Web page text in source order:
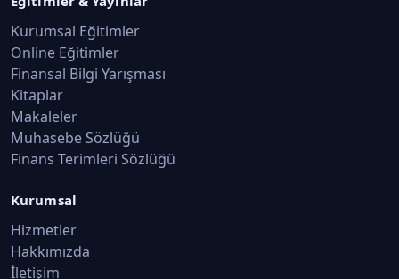
Kurumlarda ve Sermaye Piyasalarında Vergilendirme ·
Konu 16
Menkul Sermaye İratları (MSİ)
Kurumlarda ve Sermaye Piyasalarında Vergilendirme ·
Konu 17
Değer Artışı Kazançları
Konu 18
Finansal Araç Bazlı Vergileme
Kurumlarda ve Sermaye Piyasalarında Vergilendirme ·
Kurumsal Eğitimler
Online Eğitimler
Finansal Bilgi Yarışması
Kitaplar
Makaleler
Muhasebe Sözlüğü
Finans Terimleri Sözlüğü
Kurumsal
Hizmetler
Hakkımızda
İletişim